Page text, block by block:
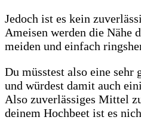
Jedoch ist es kein
Ameisen werden die Nähe
meiden und einfach
Du müsstest also eine sehr
und würdest damit auch
Also zuverlässiges Mittel
deinem Hochbeet ist es